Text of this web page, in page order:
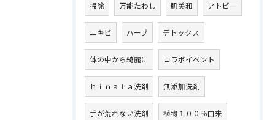
掃除 万能たわし 肌美和 アトピー
ニキビ ハーブ デトックス
体の中から綺麗に コラボイベント
ｈｉｎａｔａ洗剤 無添加洗剤
手が荒れない洗剤 植物１００％由来